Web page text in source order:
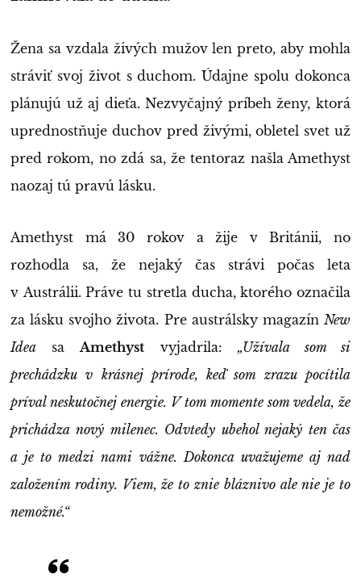
Žena sa vzdala živých mužov len preto, aby mohla
stráviť svoj život s duchom. Údajne spolu dokonca
plánujú už aj dieťa. Nezvyčajný príbeh ženy, ktorá
uprednostňuje duchov pred živými, obletel svet už
pred rokom, no zdá sa, že tentoraz našla Amethyst
naozaj tú pravú lásku.
Amethyst má 30 rokov a žije v Británii, no
rozhodla sa, že nejaký čas strávi počas leta
v Austrálii. Práve tu stretla ducha, ktorého označila
za lásku svojho života. Pre austrálsky magazín New
Idea saAmethyst vyjadrila: „Užívala som si
prechádzku v krásnej prírode, keď som zrazu pocítila
príval neskutočnej energie. V tom momente som vedela, že
prichádza nový milenec. Odvtedy ubehol nejaký ten čas
a je to medzi nami vážne. Dokonca uvažujeme aj nad
založením rodiny. Viem, že to znie bláznivo ale nie je to
nemožné.“